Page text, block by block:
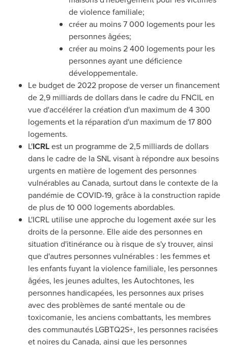
de violence familiale;
créer au moins 7 000 logements pour les
personnes âgées;
créer au moins 2 400 logements pour les
personnes ayant une déficience
développementale.
Le budget de 2022 propose de verser un financement
de 2,9 milliards de dollars dans le cadre du FNCIL en
vue d'accélérer la création d'un maximum de 4 300
logements et la réparation d'un maximum de 17 800
logements.
L'ICRLest un programme de 2,5 milliards de dollars
dans le cadre de la SNL visant à répondre aux besoins
urgents en matière de logement des personnes
vulnérables au Canada, surtout dans le contexte de la
pandémie de COVID-19, grâce à la construction rapide
de plus de 10 000 logements abordables.
L'ICRL utilise une approche du logement axée sur les
droits de la personne. Elle aide des personnes en
situation d'itinérance ou à risque de s'y trouver, ainsi
que d'autres personnes vulnérables : les femmes et
les enfants fuyant la violence familiale, les personnes
âgées, les jeunes adultes, les Autochtones, les
personnes handicapées, les personnes aux prises
avec des problèmes de santé mentale ou de
toxicomanie, les anciens combattants, les membres
des communautés LGBTQ2S+, les personnes racisées
et noires du Canada, ainsi que les personnes